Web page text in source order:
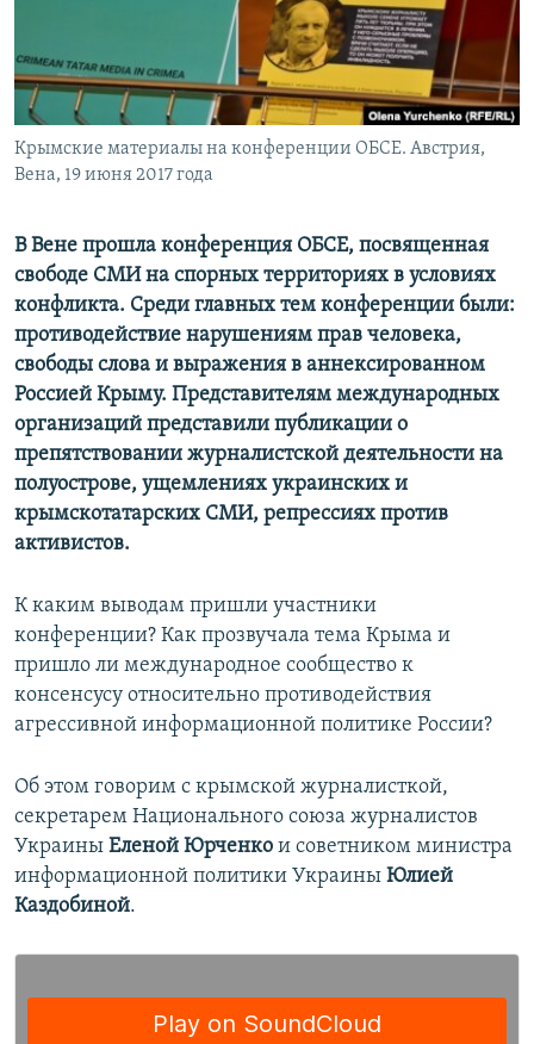
КРЫМ.НЕПОКОРЕННЫЙ
ELIFBE
УКРАИНСКАЯ ПРОБЛЕМА КРЫМА
Все сайты RFE/RL
Крымские материалы на конференции ОБСЕ. Австрия,
Вена, 19 июня 2017 года
В Вене прошла конференция ОБСЕ, посвященная
свободе СМИ на спорных территориях в условиях
конфликта. Среди главных тем конференции были:
противодействие нарушениям прав человека,
свободы слова и выражения в аннексированном
Россией Крыму. Представителям международных
организаций представили публикации о
препятствовании журналистской деятельности на
полуострове, ущемлениях украинских и
крымскотатарских СМИ, репрессиях против
активистов.
К каким выводам пришли участники
конференции? Как прозвучала тема Крыма и
пришло ли международное сообщество к
консенсусу относительно противодействия
агрессивной информационной политике России?
Об этом говорим с крымской журналисткой,
секретарем Национального союза журналистов
Украины Еленой Юрченко и советником министра
информационной политики Украины Юлией
Каздобиной.